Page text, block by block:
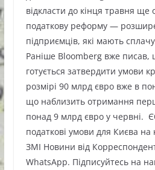
відкласти до кінця травня ще
податкову реформу —
підприємців, які мають
Раніше Bloomberg вже писав,
готується затвердити умови
розмірі 90 млрд євро вже в
що наблизить отримання
понад 9 млрд євро у червні.
податкові умови для Києва
ЗМІ Новини від
WhatsApp. Підписуйтесь на